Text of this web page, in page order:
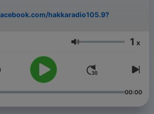
hakkaradio105.9?
音量 1 x
00:00